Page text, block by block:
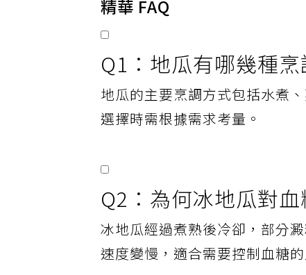
精華 FAQ
Q1：地瓜有哪幾種
地瓜的主要烹調方式包括水煮
選擇時需根據需求考量。
Q2：為何冰地瓜對血
冰地瓜經過煮熟後冷卻，部分
速度變慢，適合需要控制血糖的